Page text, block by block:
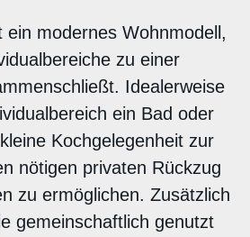
ein modernes Wohnmodell,
zu einer
Idealerweise
ein Bad oder
Kochgelegenheit zur
nötigen privaten Rückzug
zu ermöglichen. Zusätzlich
gemeinschaftlich genutzt